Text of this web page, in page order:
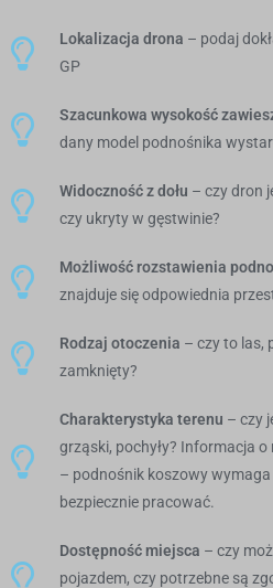
Lokalizacja drona – podaj
GP
Szacunkowa wysokość
dany model podnośnika
Widoczność z dołu – czy dron
czy ukryty w gęstwinie?
Możliwość rozstawienia
znajduje się odpowiednia
Rodzaj otoczenia – czy to las,
zamknięty?
Charakterystyka terenu – czy
grząski, pochyły? Informacja
– podnośnik koszowy
bezpiecznie pracować.
Dostępność miejsca – czy
pojazdem, czy potrzebne są